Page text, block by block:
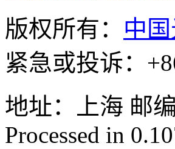
版权所有： 中
紧急或投诉：
地址：上海 邮
Processed in